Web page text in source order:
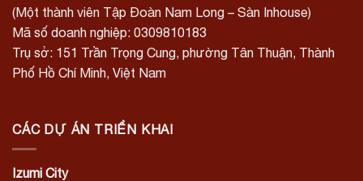
(Một thành viên Tập Đoàn Nam Long – Sàn Inhouse)
Mã số doanh nghiệp: 0309810183
Trụ sở: 151 Trần Trọng Cung, phường Tân Thuận, Thành
Phố Hồ Chí Minh, Việt Nam
CÁC DỰ ÁN TRIỂN KHAI
Izumi City